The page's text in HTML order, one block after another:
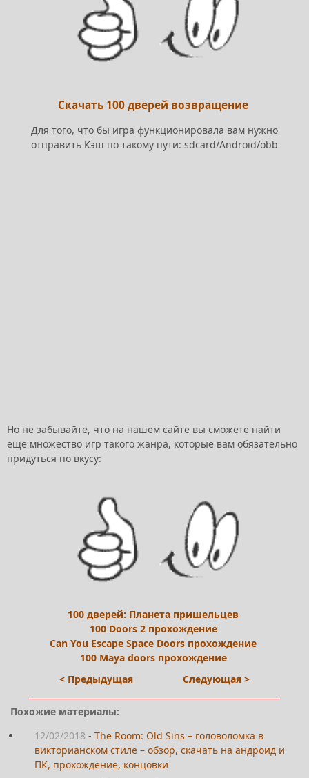
Скачать 100 дверей возвращение
Для того, что бы игра функционировала вам нужно
отправить Кэш по такому пути: sdcard/Android/obb
Но не забывайте, что на нашем сайте вы сможете найти
еще множество игр такого жанра, которые вам обязательно
придуться по вкусу:
100 дверей: Планета пришельцев
100 Doors 2 прохождение
Can You Escape Space Doors прохождение
100 Maya doors прохождение
< Предыдущая
Следующая >
Похожие материалы:
12/02/2018 - The Room: Old Sins – головоломка в
викторианском стиле – обзор, скачать на андроид и
ПК, прохождение, концовки